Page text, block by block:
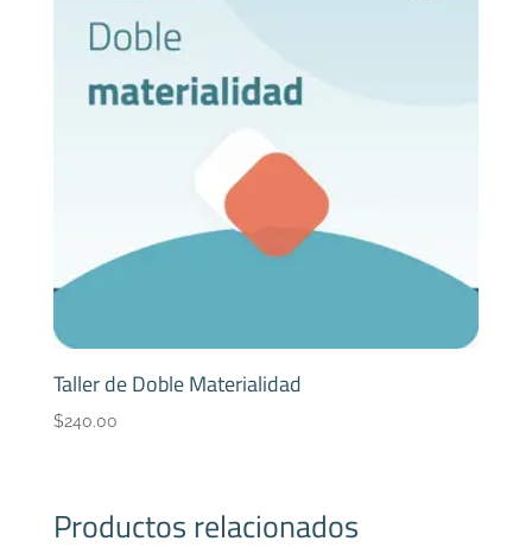
Taller de Doble Materialidad
$240.00
Productos relacionados